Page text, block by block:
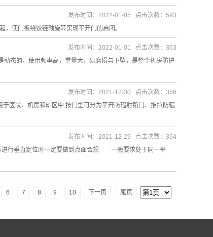
使门板绕饺链轴旋转实现平开门的启闭。
发布时间：2022-01-05 点击次数：593
态的，使用频率高，重量大，易磨损与下坠，是整个机房防护
发布时间：2022-01-01 点击次数：363
医院、机房和矿区中.按门型可分为平开防辐射铅门、推拉防辐
发布时间：2021-12-30 点击次数：356
行垂直定位时一定要做到点面合规 一般要求处于同一平
发布时间：2021-12-29 点击次数：364
6 7 8 9 10 下一页 尾页